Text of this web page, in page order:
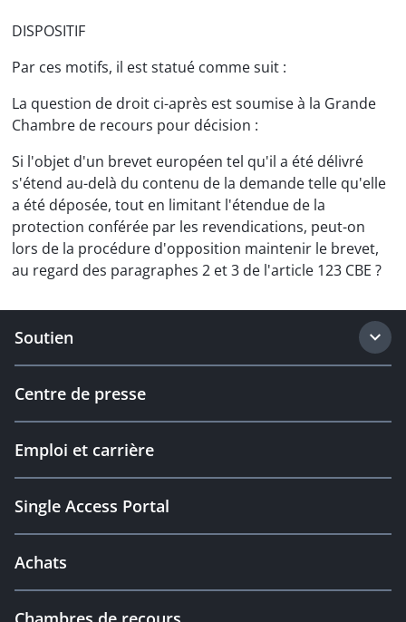
DISPOSITIF
Par ces motifs, il est statué comme suit :
La question de droit ci-après est soumise à la Grande
Chambre de recours pour décision :
Si l'objet d'un brevet européen tel qu'il a été délivré
s'étend au-delà du contenu de la demande telle qu'elle
a été déposée, tout en limitant l'étendue de la
protection conférée par les revendications, peut-on
lors de la procédure d'opposition maintenir le brevet,
au regard des paragraphes 2 et 3 de l'article 123 CBE ?
Soutien
Centre de presse
Emploi et carrière
Single Access Portal
Achats